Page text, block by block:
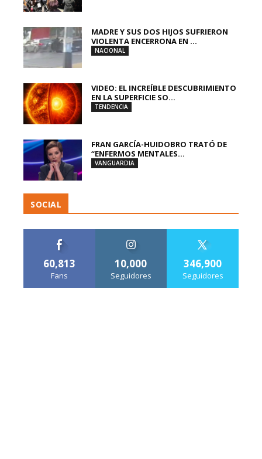
MADRE Y SUS DOS HIJOS SUFRIERON
VIOLENTA ENCERRONA EN ...
NACIONAL
VIDEO: EL INCREÍBLE DESCUBRIMIENTO
EN LA SUPERFICIE SO...
TENDENCIA
FRAN GARCÍA-HUIDOBRO TRATÓ DE
“ENFERMOS MENTALES...
VANGUARDIA
SOCIAL
60,813
Fans
10,000
Seguidores
346,900
Seguidores